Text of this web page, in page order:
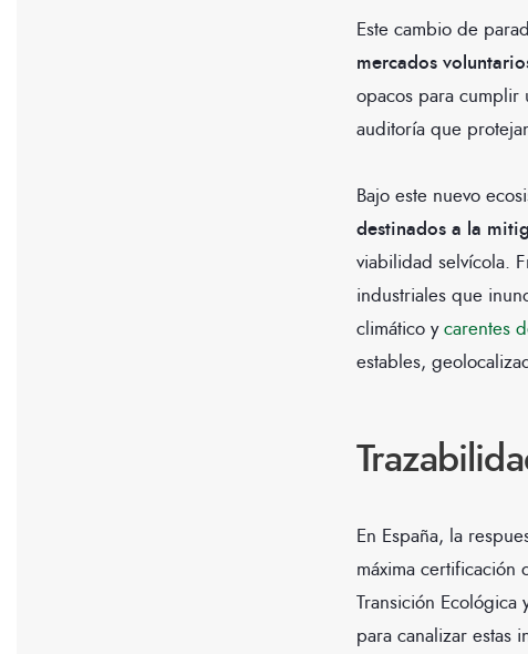
Este cambio de
mercados
opacos para cumplir
auditoría que
Bajo este nuevo
destinados a la
viabilidad selvícola.
industriales que
climático ycarentes
estables,
En España, la
máxima
Transición
para canalizar estas